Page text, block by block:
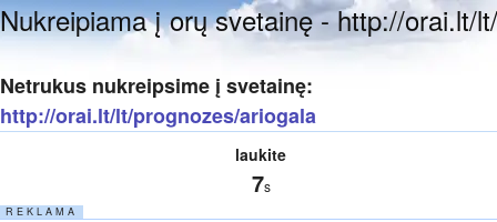
Nukreipiama į orų svetainę - http://orai.lt/
Netrukus nukreipsime į svetainę:
http://orai.lt/lt/prognozes/ariogala
laukite
6s
R E K L A M A